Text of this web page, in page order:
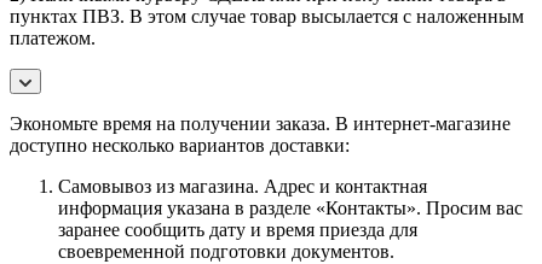
пунктах ПВЗ. В этом случае товар высылается с наложенным
платежом.
Экономьте время на получении заказа. В интернет-магазине
доступно несколько вариантов доставки:
Самовывоз из магазина. Адрес и контактная
информация указана в разделе «Контакты». Просим вас
заранее сообщить дату и время приезда для
своевременной подготовки документов.